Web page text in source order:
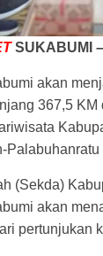
SUKABUMI –
akan
367,5
(Sekda)
akan
pertunjukan